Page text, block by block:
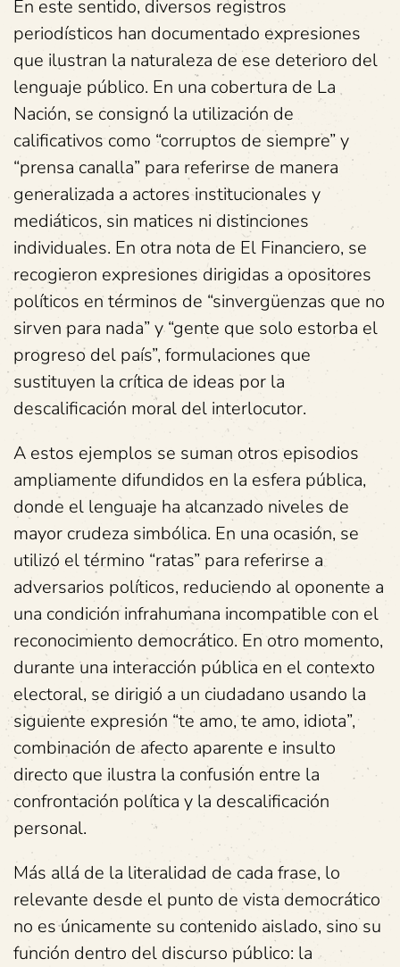
En este sentido, diversos registros
periodísticos han documentado expresiones
que ilustran la naturaleza de ese deterioro del
lenguaje público. En una cobertura de La
Nación, se consignó la utilización de
calificativos como “corruptos de siempre” y
“prensa canalla” para referirse de manera
generalizada a actores institucionales y
mediáticos, sin matices ni distinciones
individuales. En otra nota de El Financiero, se
recogieron expresiones dirigidas a opositores
políticos en términos de “sinvergüenzas que no
sirven para nada” y “gente que solo estorba el
progreso del país”, formulaciones que
sustituyen la crítica de ideas por la
descalificación moral del interlocutor.
A estos ejemplos se suman otros episodios
ampliamente difundidos en la esfera pública,
donde el lenguaje ha alcanzado niveles de
mayor crudeza simbólica. En una ocasión, se
utilizó el término “ratas” para referirse a
adversarios políticos, reduciendo al oponente a
una condición infrahumana incompatible con el
reconocimiento democrático. En otro momento,
durante una interacción pública en el contexto
electoral, se dirigió a un ciudadano usando la
siguiente expresión “te amo, te amo, idiota”,
combinación de afecto aparente e insulto
directo que ilustra la confusión entre la
confrontación política y la descalificación
personal.
Más allá de la literalidad de cada frase, lo
relevante desde el punto de vista democrático
no es únicamente su contenido aislado, sino su
función dentro del discurso público: la